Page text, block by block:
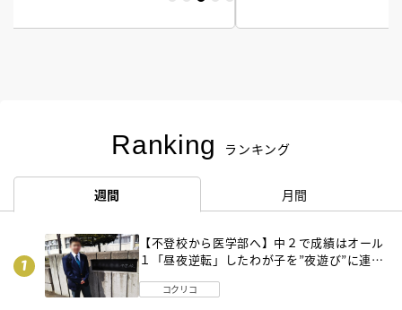
Ranking ランキング
週間 月間
【不登校から医学部へ】中２で成績はオール
１「昼夜逆転」したわが子を”夜遊び”に連れ
コクリコ